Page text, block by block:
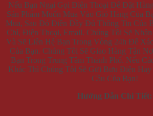
Nếu Bạn Ngại Gọi Điện Thoại Để Đặt
Sản Phẩm Muốn Mua Vào Giỏ Hàng Của
Mua, Sau Đó Điền Đầy Đủ Thông Tin Của
Chỉ, Điện Thoại, Email. Chúng Tôi Sẽ
Và Sẽ Liên Hệ Bạn Trong Vòng 24h Để
Của Bạn. Chúng Tôi Sẽ Giao Hàng Tận
Bạn Trong Trung Tâm Thành Phố. Nếu
Khác Thì Chúng Tôi Sẽ Gửi Bưu Điện Hay
Cầu Của Bạn!
Hướng Dẫn Chi Tiết: